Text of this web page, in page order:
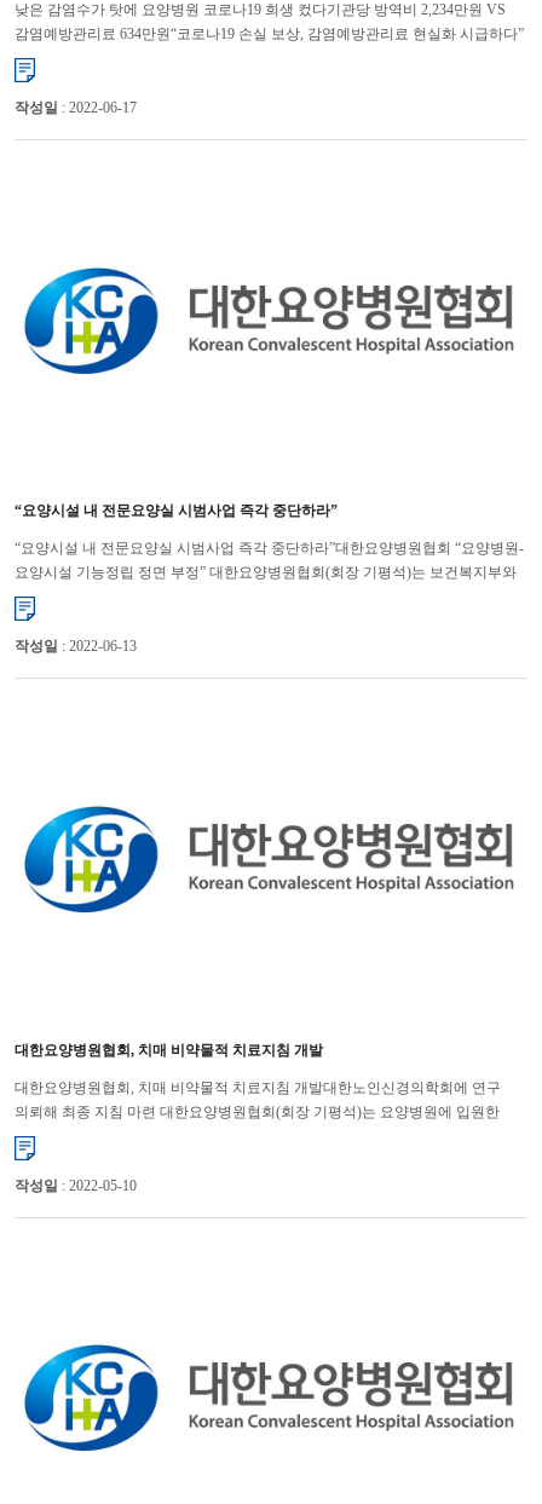
낮은 감염수가 탓에 요양병원 코로나19 희생 컸다기관당 방역비 2,234만원 VS
감염예방관리료 634만원“코로나19 손실 보상, 감염예방관리료 현실화 시급하다”
전국의 요양병원들이 코로나19로부터 입원환자들...
작성일 : 2022-06-17
“요양시설 내 전문요양실 시범사업 즉각 중단하라”
“요양시설 내 전문요양실 시범사업 즉각 중단하라”대한요양병원협회 “요양병원-
요양시설 기능정립 정면 부정” 대한요양병원협회(회장 기평석)는 보건복지부와
건강보험공단이 불법의료행위를 조장하고, 요양병원과 ...
작성일 : 2022-06-13
대한요양병원협회, 치매 비약물적 치료지침 개발
대한요양병원협회, 치매 비약물적 치료지침 개발대한노인신경의학회에 연구
의뢰해 최종 지침 마련 대한요양병원협회(회장 기평석)는 요양병원에 입원한
치매환자들에게 항정신성의약품 등의 약물 사용을 줄이고, 비약물...
작성일 : 2022-05-10